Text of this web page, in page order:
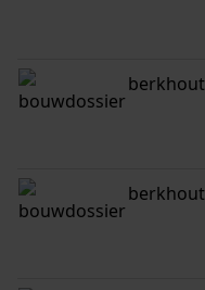
berkhout
berkhout